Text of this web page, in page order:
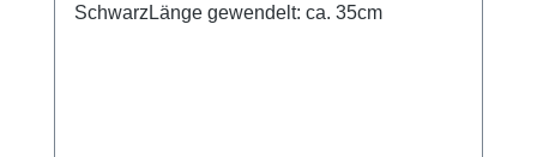
SchwarzLänge gewendelt: ca. 35cm